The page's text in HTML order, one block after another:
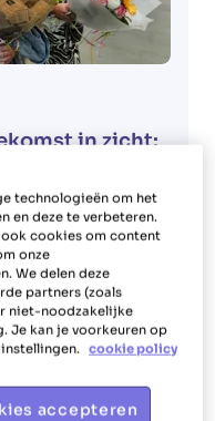
in zicht:
hun diploma
traject dat
meer over hun
technologieën om het
en deze te verbeteren.
cookies om content
onze
We delen deze
partners (zoals
niet-noodzakelijke
Je kan je voorkeuren op
cookie policy
accepteren